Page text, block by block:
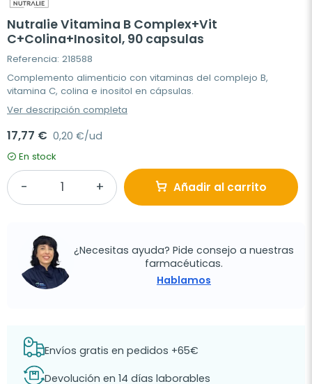
Nutralie Vitamina B Complex+Vit
C+Colina+Inositol, 90 capsulas
Referencia: 218588
Complemento alimenticio con vitaminas del complejo B,
vitamina C, colina e inositol en cápsulas.
Ver descripción completa
17,77 € 0,20 €/ud
En stock
Añadir al carrito
¿Necesitas ayuda? Pide consejo a nuestras
farmacéuticas.
Hablamos
Envíos gratis en pedidos +65€
Devolución en 14 días laborables